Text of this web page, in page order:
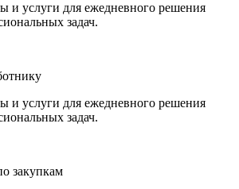
и услуги для ежедневного решения
задач.
и услуги для ежедневного решения
задач.
закупкам